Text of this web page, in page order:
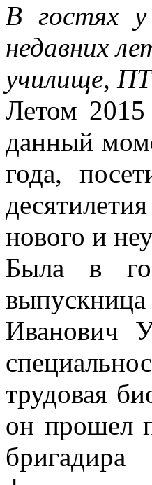
В гостях
недавних
училище,
Летом 2015
данный
года,
нового и
Была в
Иванович
трудовая
он прошел